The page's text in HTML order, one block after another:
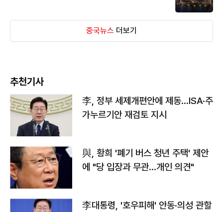
중국뉴스 더보기
추천기사
李, 정부 세제개편안에 제동…ISA·주
가누르기안 재검토 지시
與, 황희 '폐기 버스 청년 주택' 제안
에 "당 입장과 무관…개인 의견"
李대통령, '호우피해' 안동·의성 관할